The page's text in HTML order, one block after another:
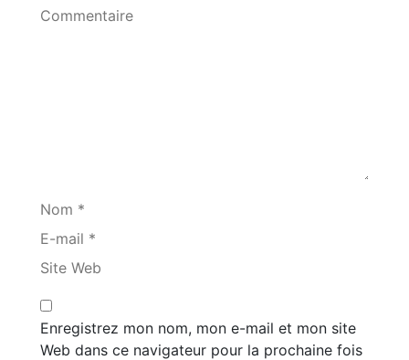
Commentaire
Nom *
E-mail *
Site Web
Enregistrez mon nom, mon e-mail et mon site
Web dans ce navigateur pour la prochaine fois